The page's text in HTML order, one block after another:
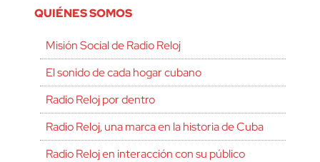
QUIÉNES SOMOS
Misión Social de Radio Reloj
El sonido de cada hogar cubano
Radio Reloj por dentro
Radio Reloj, una marca en la historia de Cuba
Radio Reloj en interacción con su público